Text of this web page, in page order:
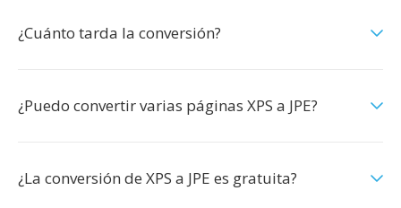
¿Cuánto tarda la conversión?
¿Puedo convertir varias páginas XPS a JPE?
¿La conversión de XPS a JPE es gratuita?